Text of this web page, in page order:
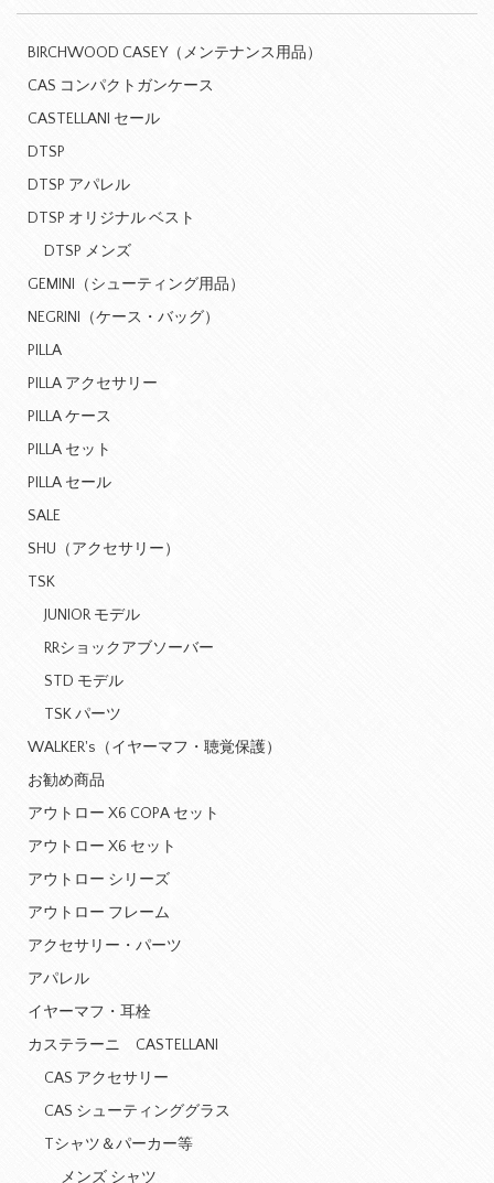
BIRCHWOOD CASEY（メンテナンス用品）
CAS コンパクトガンケース
CASTELLANI セール
DTSP
DTSP アパレル
DTSP オリジナル ベスト
DTSP メンズ
GEMINI（シューティング用品）
NEGRINI（ケース・バッグ）
PILLA
PILLA アクセサリー
PILLA ケース
PILLA セット
PILLA セール
SALE
SHU（アクセサリー）
TSK
JUNIOR モデル
RRショックアブソーバー
STD モデル
TSK パーツ
WALKER's（イヤーマフ・聴覚保護）
お勧め商品
アウトロー X6 COPA セット
アウトロー X6 セット
アウトロー シリーズ
アウトロー フレーム
アクセサリー・パーツ
アパレル
イヤーマフ・耳栓
カステラーニ CASTELLANI
CAS アクセサリー
CAS シューティンググラス
Tシャツ＆パーカー等
メンズ シャツ